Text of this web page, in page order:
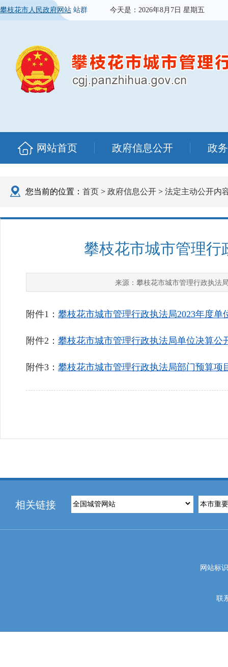
攀枝花市人民政府网站 站群 今天是： 2026年8月7日 星期五
网站首页 政府信息公开 政
您当前的位置： 首页 > 政府信息公开 > 法定主动公开内
攀枝花市城市管理行
来源： 攀枝花市城市管理行政执法
附件1： 攀枝花市城市管理行政执法局2023年度单
附件2： 攀枝花市城市管理行政执法局单位决算公
附件3： 攀枝花市城市管理行政执法局部门预算项
相关链接
网站标
联